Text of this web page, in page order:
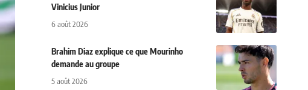
Vinicius Junior
6 août 2026
Brahim Diaz explique ce que Mourinho
demande au groupe
5 août 2026